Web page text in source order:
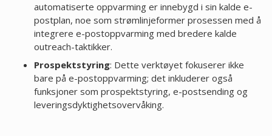
automatiserte oppvarming er innebygd i sin kalde e-
postplan, noe som strømlinjeformer prosessen med å
integrere e-postoppvarming med bredere kalde
outreach-taktikker.
Prospektstyring: Dette verktøyet fokuserer ikke
bare på e-postoppvarming; det inkluderer også
funksjoner som prospektstyring, e-postsending og
leveringsdyktighetsovervåking.